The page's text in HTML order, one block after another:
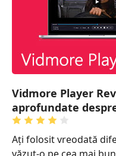
Vidmore Player
aprofundate
Ați folosit vreodată